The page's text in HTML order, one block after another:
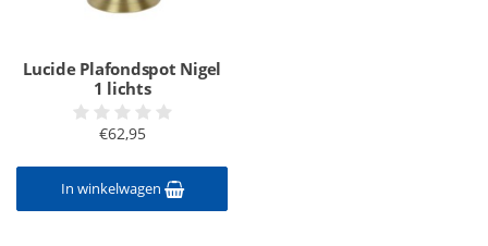
Lucide Plafondspot Nigel
1 lichts
€62,95
In winkelwagen